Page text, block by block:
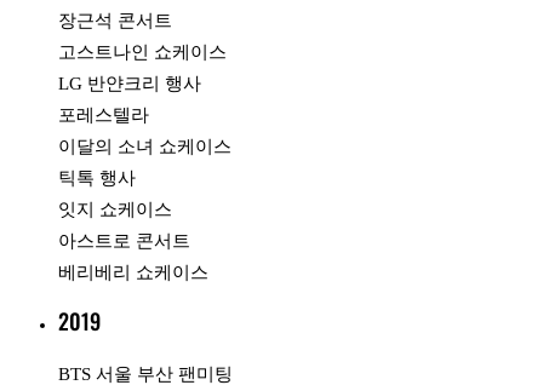
장근석 콘서트
고스트나인 쇼케이스
LG 반얀크리 행사
포레스텔라
이달의 소녀 쇼케이스
틱톡 행사
잇지 쇼케이스
아스트로 콘서트
베리베리 쇼케이스
2019
BTS 서울 부산 팬미팅